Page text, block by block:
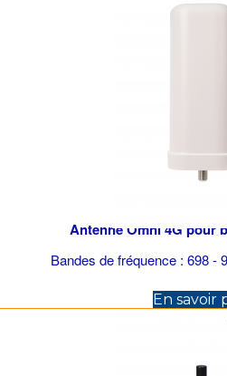
Antenne Omni 4G pour
Bandes de fréquence : 698 -
En savoir